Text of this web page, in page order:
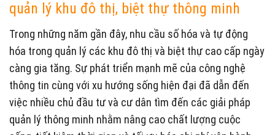
quản lý khu đô thị, biệt thự thông minh
Trong những năm gần đây, nhu cầu số hóa và tự động
hóa trong quản lý các khu đô thị và biệt thự cao cấp ngày
càng gia tăng. Sự phát triển mạnh mẽ của công nghệ
thông tin cùng với xu hướng sống hiện đại đã dẫn đến
việc nhiều chủ đầu tư và cư dân tìm đến các giải pháp
quản lý thông minh nhằm nâng cao chất lượng cuộc